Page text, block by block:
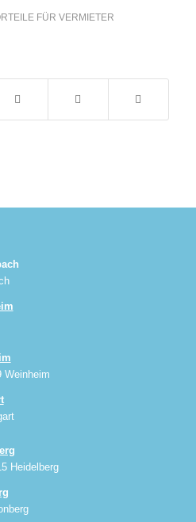
FÜR VERMIETER
Weinheim
Heidelberg